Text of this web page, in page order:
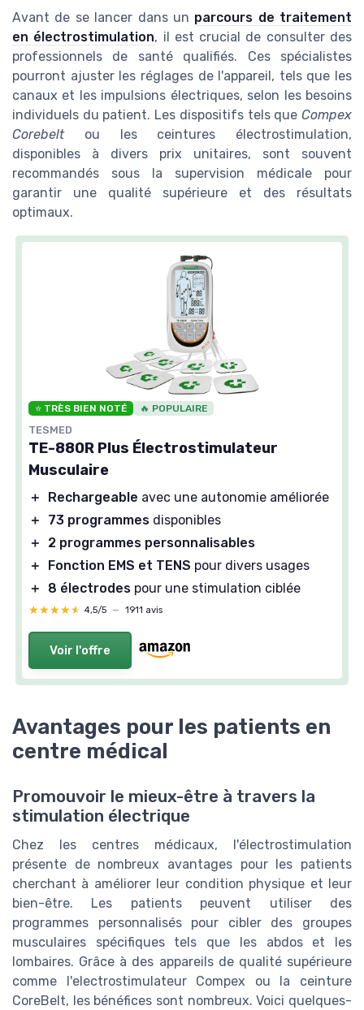
Avant de se lancer dans un parcours de traitement
en électrostimulation, il est crucial de consulter des
professionnels de santé qualifiés. Ces spécialistes
pourront ajuster les réglages de l'appareil, tels que les
canaux et les impulsions électriques, selon les besoins
individuels du patient. Les dispositifs tels que Compex
Corebeltou les ceintures électrostimulation,
disponibles à divers prix unitaires, sont souvent
recommandés sous la supervision médicale pour
garantir une qualité supérieure et des résultats
optimaux.
⭐ TRÈS BIEN NOTÉ 🔥 POPULAIRE
TESMED
TE-880R Plus Électrostimulateur
Musculaire
＋ Rechargeable avec une autonomie améliorée
＋
73 programmes disponibles
＋
2 programmes personnalisables
＋
Fonction EMS et TENS pour divers usages
＋
8 électrodes pour une stimulation ciblée
★★★★★
★★★★★ 4,5/5 — 1911 avis
Voir l'offre
Avantages pour les patients en
centre médical
Promouvoir le mieux-être à travers la
stimulation électrique
Chez les centres médicaux, l'électrostimulation
présente de nombreux avantages pour les patients
cherchant à améliorer leur condition physique et leur
bien-être. Les patients peuvent utiliser des
programmes personnalisés pour cibler des groupes
musculaires spécifiques tels que les abdos et les
lombaires. Grâce à des appareils de qualité supérieure
comme l'electrostimulateur Compex ou la ceinture
CoreBelt, les bénéfices sont nombreux. Voici quelques-